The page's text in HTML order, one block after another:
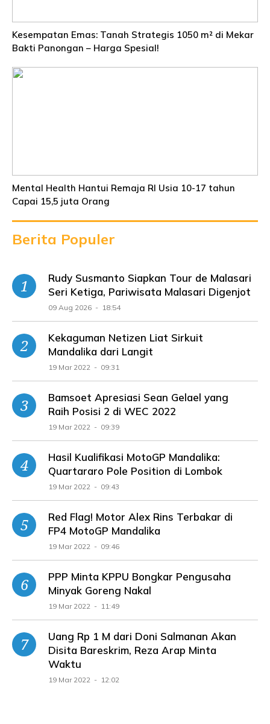
Kesempatan Emas: Tanah Strategis 1050 m² di Mekar
Bakti Panongan – Harga Spesial!
Mental Health Hantui Remaja RI Usia 10-17 tahun
Capai 15,5 juta Orang
Berita Populer
Rudy Susmanto Siapkan Tour de Malasari
Seri Ketiga, Pariwisata Malasari Digenjot
09 Aug 2026 - 18:54
Kekaguman Netizen Liat Sirkuit
Mandalika dari Langit
19 Mar 2022 - 09:31
Bamsoet Apresiasi Sean Gelael yang
Raih Posisi 2 di WEC 2022
19 Mar 2022 - 09:39
Hasil Kualifikasi MotoGP Mandalika:
Quartararo Pole Position di Lombok
19 Mar 2022 - 09:43
Red Flag! Motor Alex Rins Terbakar di
FP4 MotoGP Mandalika
19 Mar 2022 - 09:46
PPP Minta KPPU Bongkar Pengusaha
Minyak Goreng Nakal
19 Mar 2022 - 11:49
Uang Rp 1 M dari Doni Salmanan Akan
Disita Bareskrim, Reza Arap Minta
Waktu
19 Mar 2022 - 12:02